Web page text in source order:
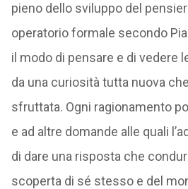
pieno dello sviluppo del
operatorio formale secondo
il modo di pensare e di vedere
da una curiosità tutta nuova
sfruttata. Ogni ragionamento
e ad altre domande alle quali
di dare una risposta che
scoperta di sé stesso e del